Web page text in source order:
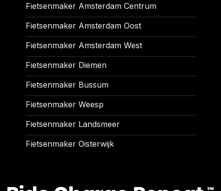
Fietsenmaker Amsterdam Centrum
Fietsenmaker Amsterdam Oost
Fietsenmaker Amsterdam West
Fietsenmaker Diemen
Fietsenmaker Bussum
Fietsenmaker Weesp
Fietsenmaker Landsmeer
Fietsenmaker Oisterwijk